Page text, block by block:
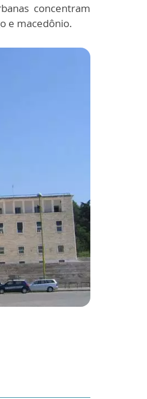
concentram
e macedônio.